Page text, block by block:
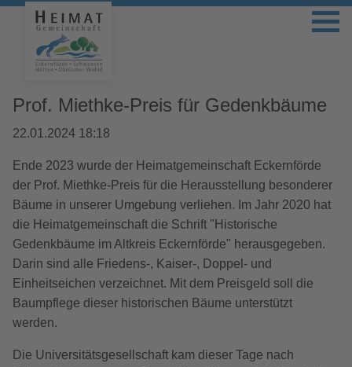
Prof. Miethke-Preis für Gedenkbäume
22.01.2024 18:18
Ende 2023 wurde der Heimatgemeinschaft Eckernförde
der Prof. Miethke-Preis für die Herausstellung besonderer
Bäume in unserer Umgebung verliehen. Im Jahr 2020 hat
die Heimatgemeinschaft die Schrift "Historische
Gedenkbäume im Altkreis Eckernförde" herausgegeben.
Darin sind alle Friedens-, Kaiser-, Doppel- und
Einheitseichen verzeichnet. Mit dem Preisgeld soll die
Baumpflege dieser historischen Bäume unterstützt
werden.
Die Universitätsgesellschaft kam dieser Tage nach